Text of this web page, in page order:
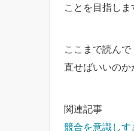
ことを目指しま
ここまで読ん
直せばいいのか
関連記事
競合を意識し